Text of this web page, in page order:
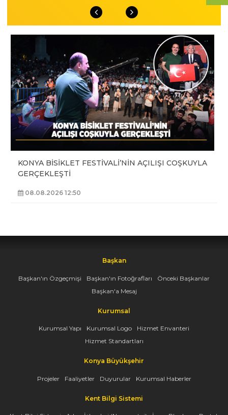
KONYA BİSİKLET FESTİVALİ’NİN AÇILIŞI COŞKUYLA
GERÇEKLEŞTİ
08.08.2026 12:50
Başkan
Başkan'ın Özgeçmişi Başkan'ın Fotoğrafları
Önceki Başkanlar
Başkan'a Mesaj
Kurumsal
Kurumsal Yapı Kurumsal Logo
Hizmet Envanteri
Hizmet Standartları
Konya Büyükşehir
Projeler Faaliyetler Duyurular Kurumsal Haberler
Kent Bilgi Sistemi